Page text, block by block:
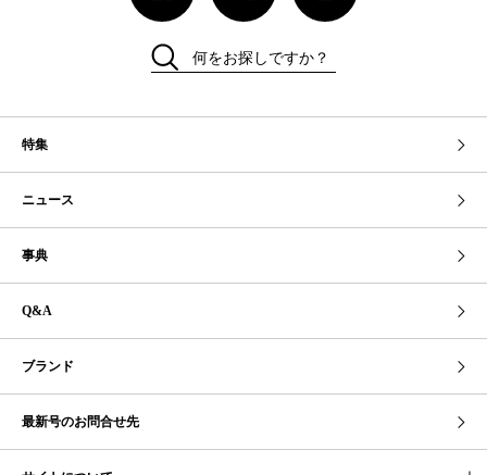
特集
ニュース
事典
Q&A
ブランド
最新号のお問合せ先
何をお探しですか？